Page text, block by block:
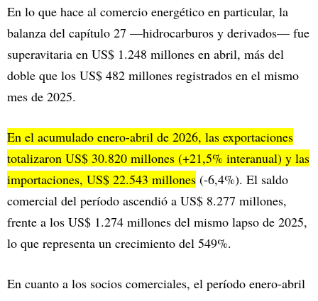
En lo que hace al comercio energético en particular, la
balanza del capítulo 27 —hidrocarburos y derivados— fue
superavitaria en US$ 1.248 millones en abril, más del
doble que los US$ 482 millones registrados en el mismo
mes de 2025.
En el acumulado enero-abril de 2026, las exportaciones
totalizaron US$ 30.820 millones (+21,5% interanual) y las
importaciones, US$ 22.543 millones (-6,4%). El saldo
comercial del período ascendió a US$ 8.277 millones,
frente a los US$ 1.274 millones del mismo lapso de 2025,
lo que representa un crecimiento del 549%.
En cuanto a los socios comerciales, el período enero-abril